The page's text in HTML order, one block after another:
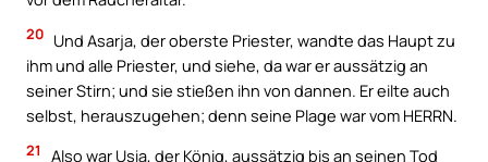
20 Und Asarja, der oberste Priester, wandte das Haupt zu
ihm und alle Priester, und siehe, da war er aussätzig an
seiner Stirn; und sie stießen ihn von dannen. Er eilte auch
selbst, herauszugehen; denn seine Plage war vom HERRN.
21
Also war Usia, der König, aussätzig bis an seinen Tod